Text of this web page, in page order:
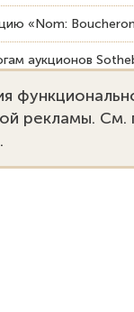
«Nom:
аукционов
ювелирных
рекламы.
.